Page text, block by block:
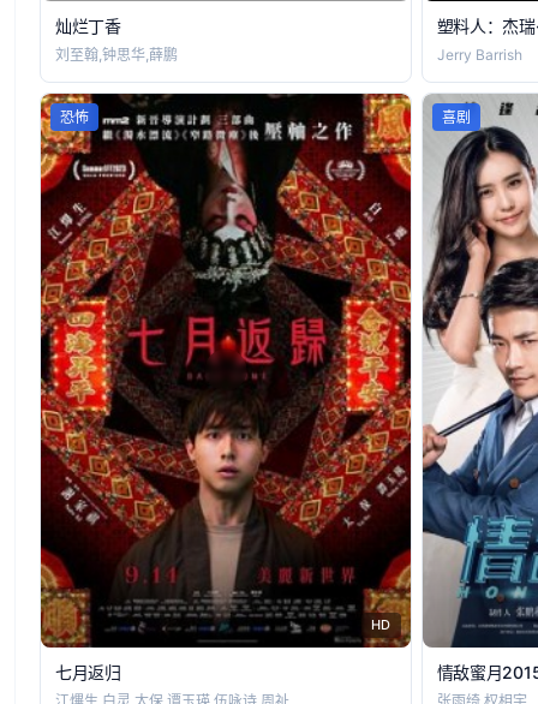
灿烂丁香
刘至翰,钟思华,薛鹏
塑料人：杰瑞
Jerry Barrish
恐怖
HD
七月返归
喜剧
情敌蜜月